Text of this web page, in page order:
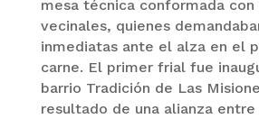
mesa técnica conformada
vecinales, quienes
inmediatas ante el alza en el
carne. El primer frial fue
barrio Tradición de Las
resultado de una alianza